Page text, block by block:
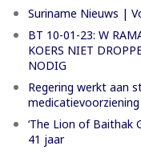
Suriname Nieuws |
BT 10-01-23: W
KOERS NIET
NODIG
Regering werkt aan
‘The Lion of Baithak
41 jaar